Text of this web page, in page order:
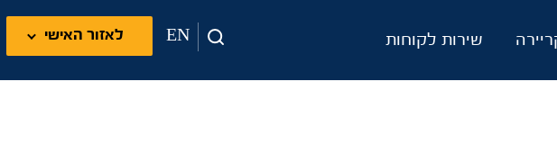
שירות לקוחות EN לאזור האישי